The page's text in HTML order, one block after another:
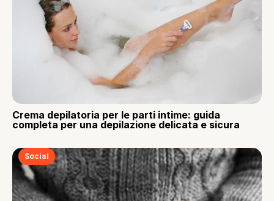
Crema depilatoria per le parti intime: guida
completa per una depilazione delicata e sicura
Social